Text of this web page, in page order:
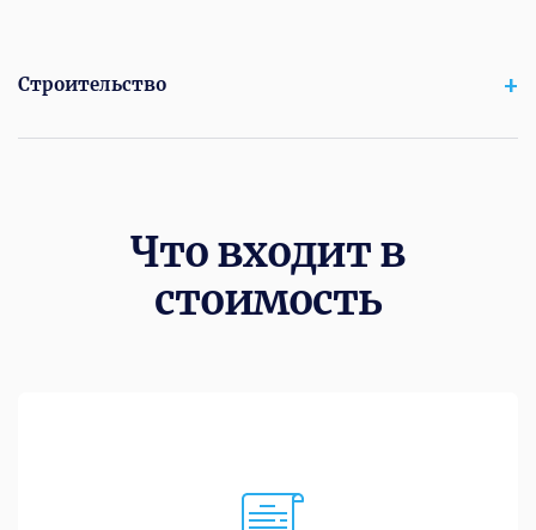
Строительство
Что входит в
стоимость